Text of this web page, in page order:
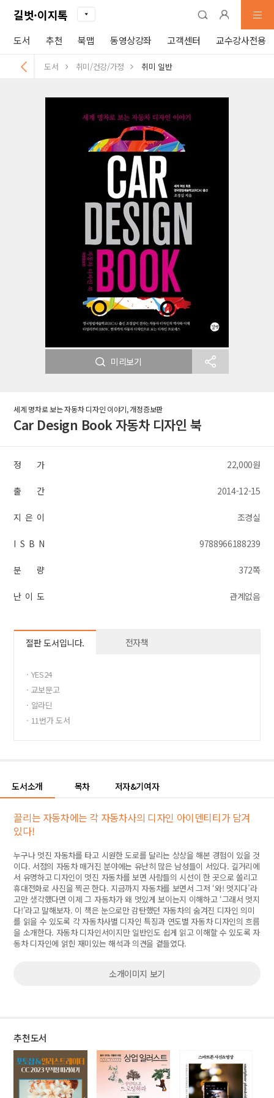
길벗·이지톡
도서 추천 북맵 동영상강좌 고객센터 교수강사전용
도서 취미/건강/가정 취미 일반
미리보기
세계 명차로 보는 자동차 디자인 이야기, 개정증보판
Car Design Book 자동차 디자인 북
정 가 22,000원
출 간 2014-12-15
지 은 이 조경실
I S B N 9788966188239
분 량 372쪽
난 이 도 관계없음
절판 도서입니다. 전자책
· YES24
· 교보문고
· 알라딘
· 11번가 도서
도서소개 목차 저자&기여자
끌리는 자동차에는 각 자동차사의 디자인 아이덴티티가 담겨
있다!
누구나 멋진 자동차를 타고 시원한 도로를 달리는 상상을 해본 경험이 있을 것
이다. 서점의 자동차 매거진 분야에는 유난히 많은 남성들이 서있다. 길거리에
서 유명하고 디자인이 멋진 자동차를 보면 사람들의 시선이 한 곳으로 쏠리고
휴대전화로 사진을 찍곤 한다. 지금까지 자동차를 보면서 그저 ‘와! 멋지다’라
고만 생각했다면 이제 그 자동차가 왜 멋있게 보이는지 이해하고 ‘그래서 멋지
다!’라고 말해보자. 이 책은 눈으로만 감탄했던 자동차의 숨겨진 디자인 의미
를 읽을 수 있도록 각 자동차사별 디자인 특징과 연도별 자동차 디자인의 흐름
을 소개한다. 자동차 디자인서이지만 일반인도 쉽게 읽고 이해할 수 있도록 자
동차 디자인에 얽힌 재미있는 해석과 의견을 곁들였다.
소개이미지 보기
추천도서